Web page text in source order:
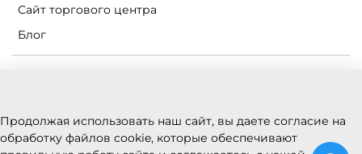
Сайт торгового центра
Блог
Условия обмена и возврата
Продолжая использовать наш сайт, вы даете согласие на
обработку файлов cookie, которые обеспечивают